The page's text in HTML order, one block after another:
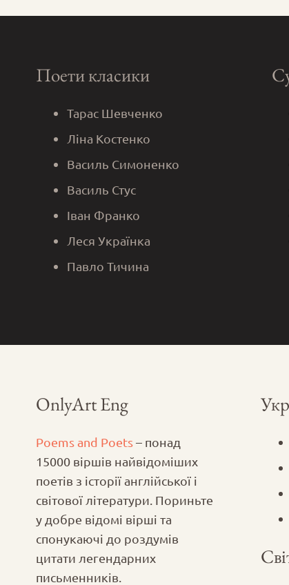
Поети класики
Тарас Шевченко
Ліна Костенко
Василь Симоненко
Василь Стус
Іван Франко
Леся Українка
Павло Тичина
OnlyArt Eng
Poems and Poets– понад
15000 віршів найвідоміших
поетів з історії англійської і
світової літератури. Пориньте
у добре відомі вірші та
спонукаючі до роздумів
цитати легендарних
письменників.